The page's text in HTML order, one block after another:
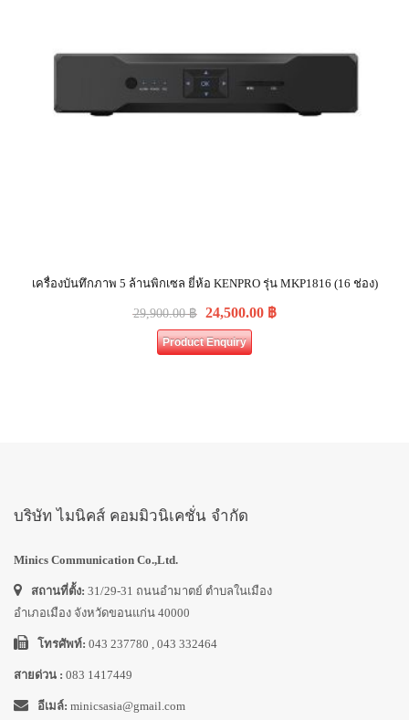
เครื่องบันทึกภาพ 5 ล้านพิกเซล ยี่ห้อ KENPRO รุ่น MKP1816 (16 ช่อง)
29,900.00฿ 24,500.00 ฿
Product Enquiry
บริษัท ไมนิคส์ คอมมิวนิเคชั่น จำกัด
Minics Communication Co.,Ltd.
สถานที่ตั้ง: 31/29-31 ถนนอำมาตย์ ตำบลในเมือง
อำเภอเมือง จังหวัดขอนแก่น 40000
โทรศัพท์: 043 237780 , 043 332464
สายด่วน : 083 1417449
อีเมล์: minicsasia@gmail.com